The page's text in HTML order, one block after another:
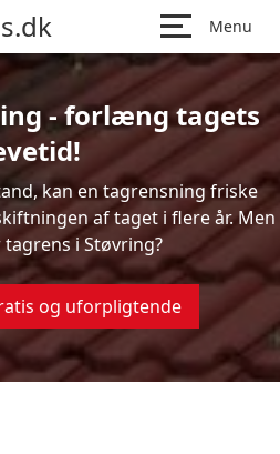
Menu
- forlæng tagets
kan en tagrensning friske
af taget i flere år. Men
i Støvring?
og uforpligtende